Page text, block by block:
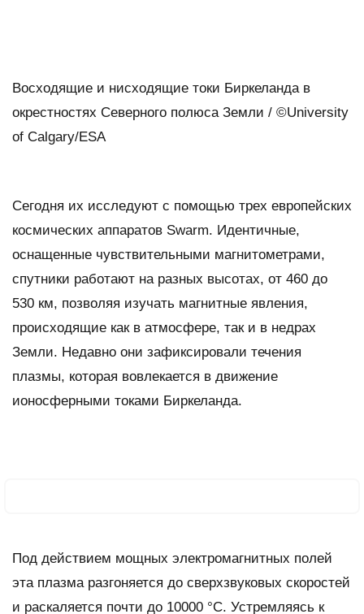
Восходящие и нисходящие токи Биркеланда в
окрестностях Северного полюса Земли / ©University
of Calgary/ESA
Сегодня их исследуют с помощью трех европейских
космических аппаратов Swarm. Идентичные,
оснащенные чувствительными магнитометрами,
спутники работают на разных высотах, от 460 до
530 км, позволяя изучать магнитные явления,
происходящие как в атмосфере, так и в недрах
Земли. Недавно они зафиксировали течения
плазмы, которая вовлекается в движение
ионосферными токами Биркеланда.
Под действием мощных электромагнитных полей
эта плазма разгоняется до сверхзвуковых скоростей
и раскаляется почти до 10000 °С. Устремляясь к